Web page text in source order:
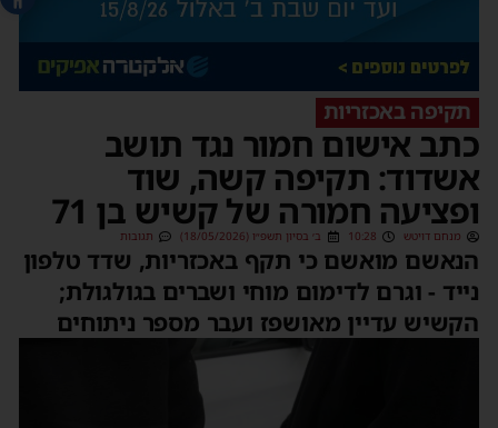
תקיפה באכזריות
כתב אישום חמור נגד תושב
אשדוד: תקיפה קשה, שוד
ופציעה חמורה של קשיש בן 71
מנחם דויטש 10:28 ב׳ בסיון תשפ״ו (18/05/2026) תגובות
הנאשם מואשם כי תקף באכזריות, שדד טלפון
נייד - וגרם לדימום מוחי ושברים בגולגולת;
הקשיש עדיין מאושפז ועבר מספר ניתוחים